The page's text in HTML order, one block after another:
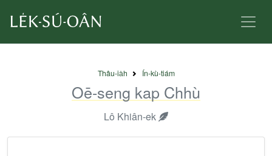
Thâu-ia̍h Ín-kù-tiám
Oē-seng kap Chhù
Lô Khiân-ek